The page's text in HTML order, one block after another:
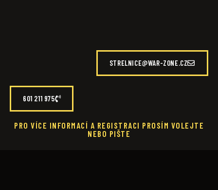
STRELNICE@WAR-ZONE.CZ
601 211 975
PRO VÍCE INFORMACÍ A REGISTRACI PROSÍM VOLEJTE
NEBO PIŠTE